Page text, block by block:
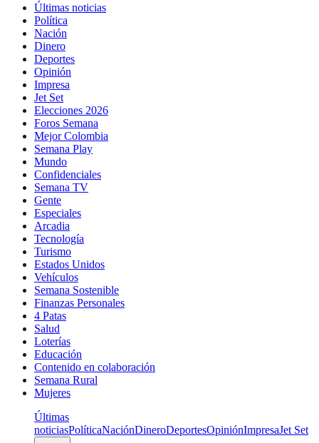
Últimas noticias
Política
Nación
Dinero
Deportes
Opinión
Impresa
Jet Set
Elecciones 2026
Foros Semana
Mejor Colombia
Semana Play
Mundo
Confidenciales
Semana TV
Gente
Especiales
Arcadia
Tecnología
Turismo
Estados Unidos
Vehículos
Semana Sostenible
Finanzas Personales
4 Patas
Salud
Loterías
Educación
Contenido en colaboración
Semana Rural
Mujeres
Últimas
noticiasPolíticaNaciónDineroDeportesOpiniónImpresaJet Set